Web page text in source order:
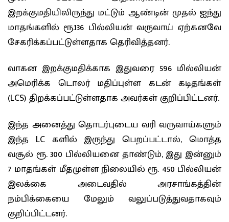
இறக்குமதியிலிருந்து மட்டும் ஆண்டின் முதல் ஐந்து
மாதங்களில் ரூ.136 பில்லியன் வருவாய் ஏற்கனவே
சேகரிக்கப்பட்டுள்ளதாக தெரிவித்தனர்.
வாகன இறக்குமதிக்காக இதுவரை 596 மில்லியன்
அமெரிக்க டொலர் மதிப்புள்ள கடன் கடிதங்கள்
(LCS) திறக்கப்பட்டுள்ளதாக அவர்கள் குறிப்பிட்டனர்.
இந்த அனைத்து தொடர்புடைய வரி வருவாய்களும்
இந்த LC களில் இருந்து பெறப்பட்டால், மொத்த
வசூல் ரூ. 300 பில்லியனை தாண்டும், இது இன்னும்
7 மாதங்கள் மீதமுள்ள நிலையில் ரூ. 450 பில்லியன்
இலக்கை அடைவதில் அரசாங்கத்தின்
நம்பிக்கையை மேலும் வலுப்படுத்துவதாகவும்
குறிப்பிட்டனர்.